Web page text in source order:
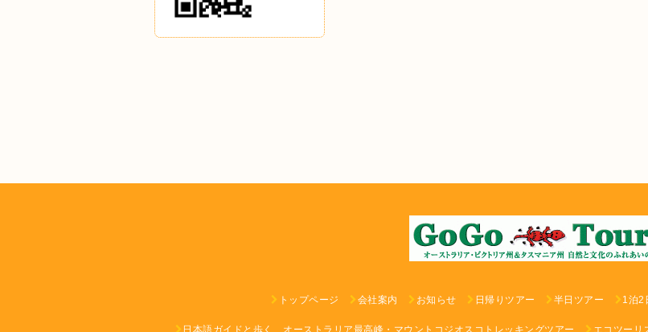
トップページ 会社案内 お知らせ 日帰りツアー 半日ツアー 1泊2
日本語ガイドと歩く、オーストラリア最高峰・マウントコジオスコトレッキングツアー エコツーリ